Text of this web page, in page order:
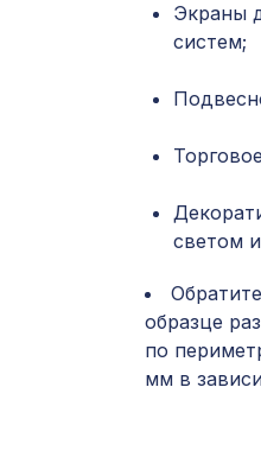
Экраны
систем;
светом
образце
по
мм в